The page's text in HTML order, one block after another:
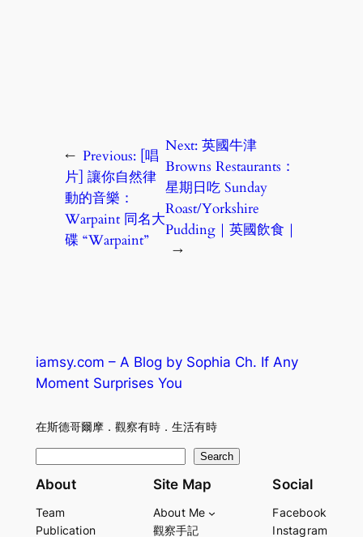
← Previous: [唱
片] 讓你自然律
動的音樂：
Warpaint 同名大
碟 “Warpaint”
Next:英國牛津
Browns Restaurants：
星期日吃 Sunday
Roast/Yorkshire
Pudding｜英國飲食｜
→
iamsy.com – A Blog by Sophia Ch. If Any
Moment Surprises You
在斯德哥爾摩．觀察有時．生活有時
e
r
Search
About
Team
Publication
Site Map
About Me
觀察手記
Social
Facebook
Instagram